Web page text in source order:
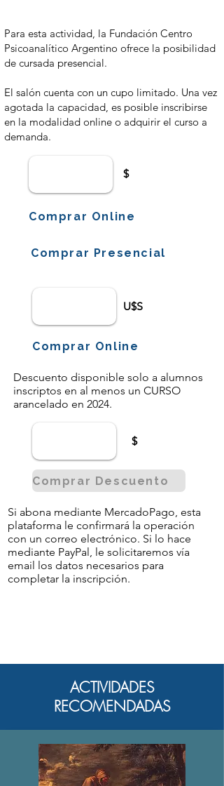
Para esta actividad, la Fundación Centro
Psicoanalítico Argentino ofrece la posibilidad
de cursada presencial.
El salón cuenta con un cupo limitado. Una vez
agotada la capacidad, es posible inscribirse
en la modalidad online o adquirir el curso a
demanda.
$
Comprar Online
Comprar Presencial
U$S
Comprar Online
Descuento disponible solo a alumnos
inscriptos en al menos un CURSO
arancelado en 2024.
$
Comprar Descuento
Si abona mediante MercadoPago, esta
plataforma le confirmará la operación
con un correo electrónico. Si lo hace
mediante PayPal, le solicitaremos vía
email los datos necesarios para
completar la inscripción.
ACTIVIDADES
RECOMENDADAS